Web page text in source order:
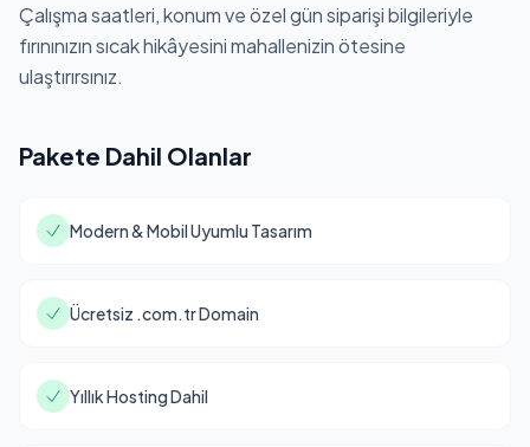
Çalışma saatleri, konum ve özel gün siparişi bilgileriyle
fırınınızın sıcak hikâyesini mahallenizin ötesine
ulaştırırsınız.
Pakete Dahil Olanlar
Modern & Mobil Uyumlu Tasarım
Ücretsiz .com.tr Domain
Yıllık Hosting Dahil